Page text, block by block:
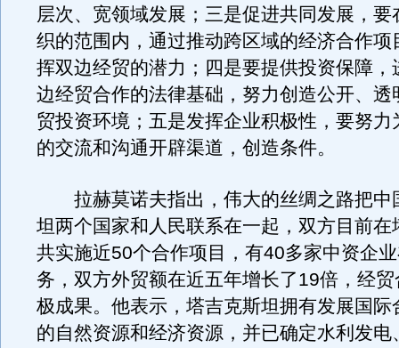
层次、宽领域发展；三是促进共同发展，要
织的范围内，通过推动跨区域的经济合作项
挥双边经贸的潜力；四是要提供投资保障，
边经贸合作的法律基础，努力创造公开、透
贸投资环境；五是发挥企业积极性，要努力
的交流和沟通开辟渠道，创造条件。
拉赫莫诺夫指出，伟大的丝绸之路把中
坦两个国家和人民联系在一起，双方目前在
共实施近50个合作项目，有40多家中资企
务，双方外贸额在近五年增长了19倍，经
极成果。他表示，塔吉克斯坦拥有发展国际
的自然资源和经济资源，并已确定水利发电